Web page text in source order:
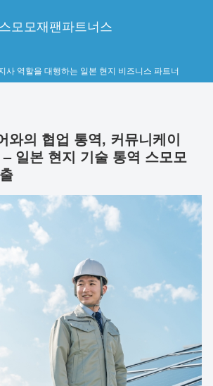
스모모재팬파트너스
사 역할을 대행하는 일본 현지 비즈니스 파트너
와의 협업 통역, 커뮤니케이
일본 현지 기술 통역 스모모